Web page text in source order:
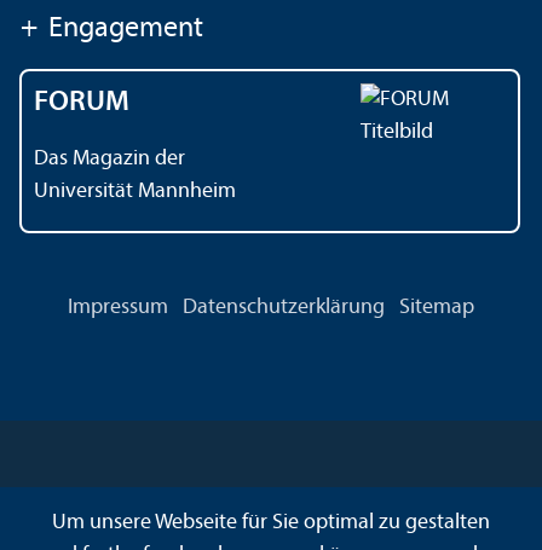
+ Engagement
FORUM
Das Magazin der
Universität Mannheim
Impressum Datenschutz­erklärung Sitemap
Um unsere Webseite für Sie optimal zu gestalten